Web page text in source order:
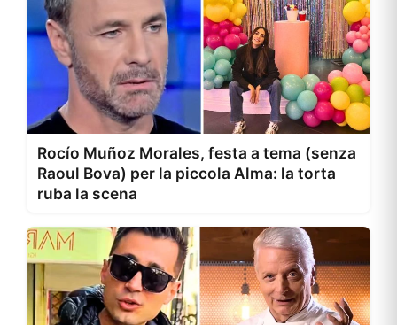
Rocío Muñoz Morales, festa a tema (senza
Raoul Bova) per la piccola Alma: la torta
ruba la scena